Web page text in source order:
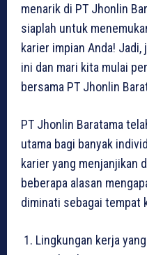
menarik di PT Jhonlin
siaplah untuk
karier impian Anda!
ini dan mari kita mulai
bersama PT Jhonlin
PT Jhonlin Baratama
utama bagi banyak
karier yang menjanjikan
beberapa alasan
diminati sebagai tempat
Lingkungan kerja